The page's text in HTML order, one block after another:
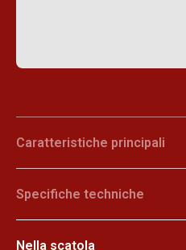
Caratteristiche principali
Specifiche techniche
Nella scatola